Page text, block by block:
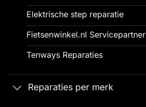
Elektrische step reparatie
Fietsenwinkel.nl Servicepartner
Tenways Reparaties
Reparaties per merk